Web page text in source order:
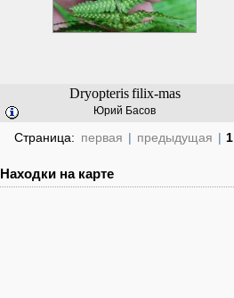
Dryopteris filix-mas
Юрий Басов
Страница: первая | предыдущая | 1
Находки на карте